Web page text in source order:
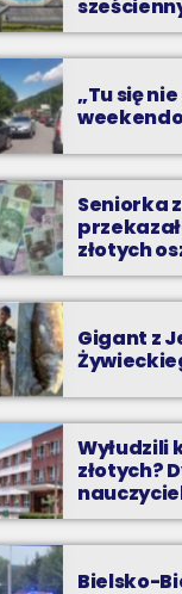
praca”
„Tu się
Seniorka
złotych
Gigant z
Wyłudzili
złotych?
zarzuty
Bielsko-